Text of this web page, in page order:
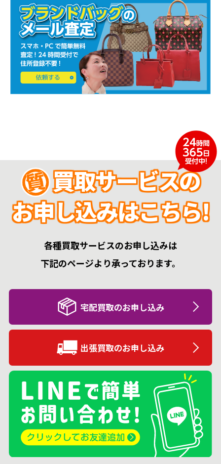
買取サービスの
お申し込みはこちら!
各種買取サービスのお申し込みは
下記のページより承っております。
宅配買取のお申し込み
出張買取のお申し込み